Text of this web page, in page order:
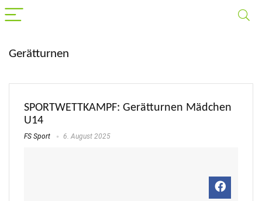
Gerätturnen
SPORTWETTKAMPF: Gerätturnen Mädchen
U14
FS Sport 6. August 2025